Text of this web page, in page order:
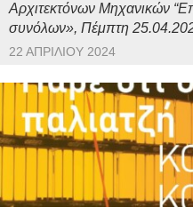
Αρχιτεκτόνων Μηχανικών
συνόλων», Πέμπτη
22 ΑΠΡΙΛΊΟΥ 2024